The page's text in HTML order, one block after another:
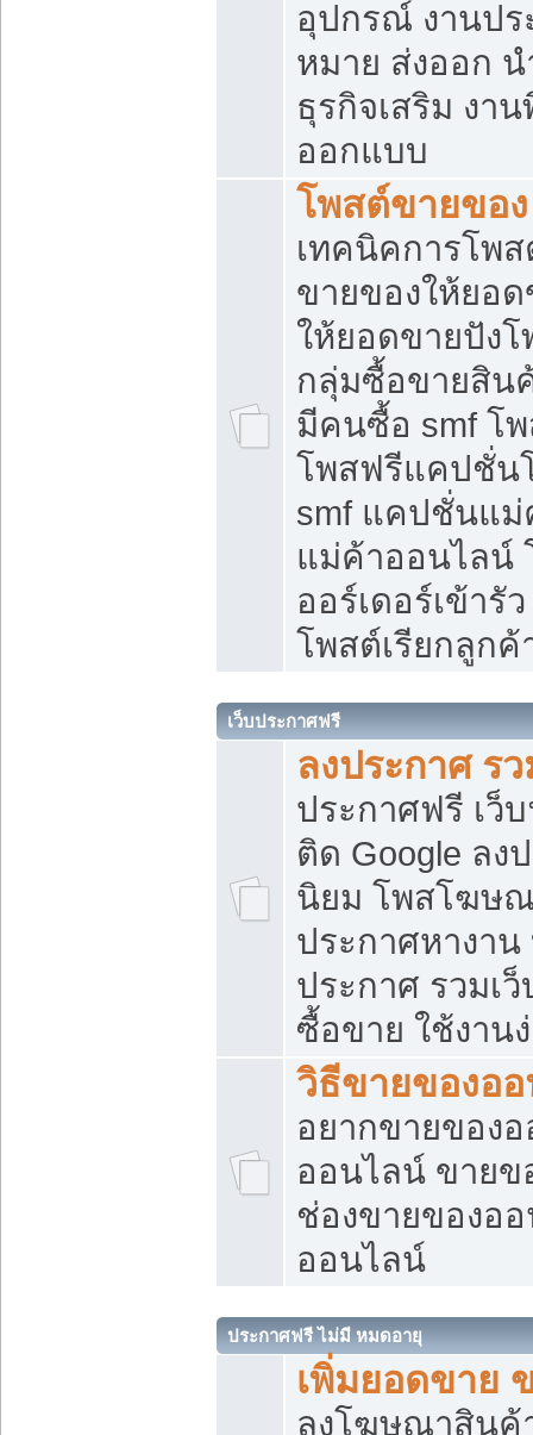
อุปกรณ์ งานป
หมาย ส่งออก น
ธุรกิจเสริม งา
ออกแบบ
โพสต์ขายของ
เทคนิคการโพ
ขายของให้ยอ
ให้ยอดขายปัง
กลุ่มซื้อขายสิน
มีคนซื้อ smf โ
โพสฟรีแคปชั่น
smf แคปชั่นแ
แม่ค้าออนไลน์
ออร์เดอร์เข้ารั
โพสต์เรียกลูกค้
เว็บประกาศฟรี
ลงประกาศ ร
ประกาศฟรี เว็
ติด Google ลง
นิยม โพสโฆษ
ประกาศหางาน
ประกาศ รวมเ
ซื้อขาย ใช้งาน
วิธีขายของอ
อยากขายของ
ออนไลน์ ขายข
ช่องขายของอ
ออนไลน์
ประกาศฟรี ไม่มี หมดอายุ
เพิ่มยอดขาย
ลงโฆษณาสิน